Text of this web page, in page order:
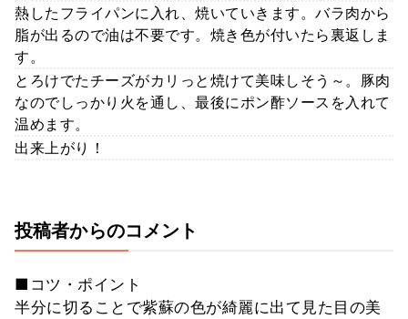
熱したフライパンに入れ、焼いていきます。バラ肉から
脂が出るので油は不要です。焼き色が付いたら裏返しま
す。
とろけでたチーズがカリっと焼けて美味しそう～。豚肉
なのでしっかり火を通し、最後にポン酢ソースを入れて
温めます。
出来上がり！
投稿者からのコメント
■コツ・ポイント
半分に切ることで紫蘇の色が綺麗に出て見た目の美